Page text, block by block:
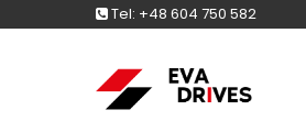
Tel: +48 604 750 582